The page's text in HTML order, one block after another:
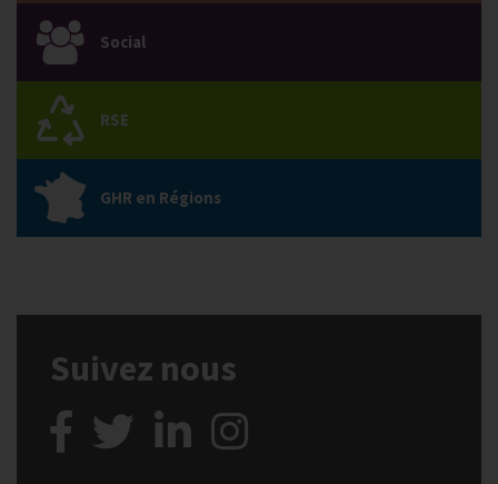
Social
RSE
GHR en Régions
Suivez nous